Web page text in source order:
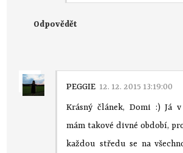
Odpovědět
PEGGIE 12. 12. 2015 13:19:00
Krásný článek, Domi :) Já
mám takové divné období,
každou středu se na